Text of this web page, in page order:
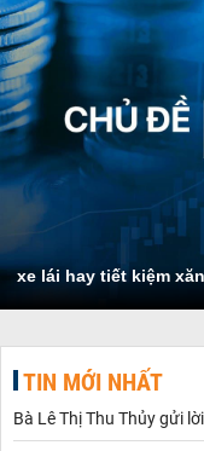
xe lái hay tiết kiệm
TIN MỚI NHẤT
Bà Lê Thị Thu Thủy gửi